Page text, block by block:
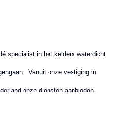
specialist in het kelders waterdicht
Vanuit onze vestiging in
onze diensten aanbieden.